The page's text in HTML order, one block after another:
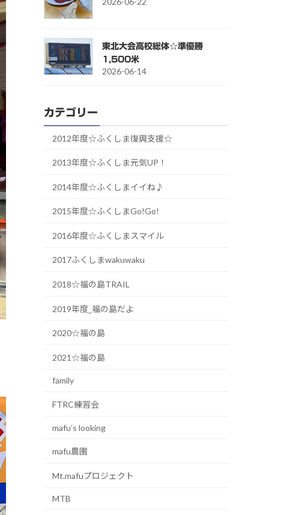
東北大会高校総体☆準優勝
1,500米
2026-06-14
カテゴリー
2012年度☆ふくしま復興支援☆
2013年度☆ふくしま元気UP！
2014年度☆ふくしまイイね♪
2015年度☆ふくしまGo!Go!
2016年度☆ふくしまスマイル
2017ふくしまwakuwaku
2018☆福の島TRAIL
2019年度_福の島だよ
2020☆福の島
2021☆福の島
family
FTRC練習会
mafu’s looking
mafu農園
Mt.mafuプロジェクト
MTB